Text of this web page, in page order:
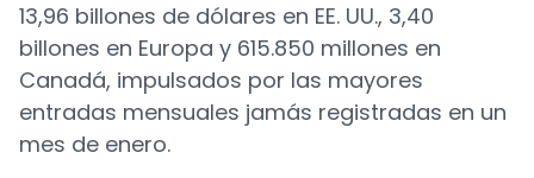
13,96 billones de dólares en EE. UU., 3,40
billones en Europa y 615.850 millones en
Canadá, impulsados por las mayores
entradas mensuales jamás registradas en un
mes de enero.